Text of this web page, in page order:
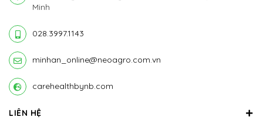
Minh
028.3997.1143
minhan_online@neoagro.com.vn
carehealthbynb.com
LIÊN HỆ